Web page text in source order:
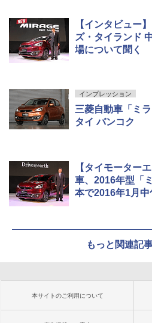
【インタビュー
ズ・タイランド
場について聞く
インプレッション
三菱自動車「ミ
タイ バンコク
【タイモーター
車、2016年型「
本で2016年1月
もっと関連記
本サイトのご利用について